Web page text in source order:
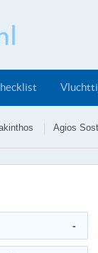
Agios
-